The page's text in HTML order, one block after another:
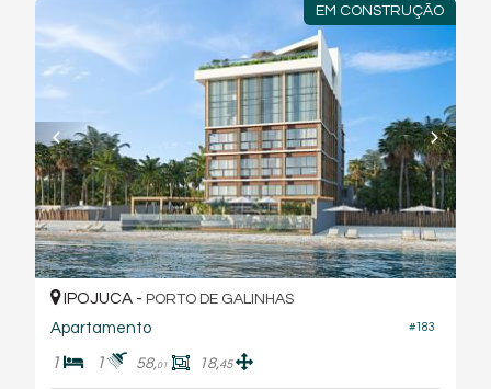
EM CONSTRUÇÃO
#183
IPOJUCA - PORTO DE GALINHAS
Apartamento
1 1 58,01 18,45